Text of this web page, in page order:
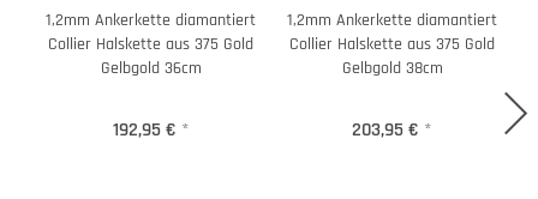
1,2mm Ankerkette diamantiert
Collier Halskette aus 375 Gold
Gelbgold 36cm
192,95 € *
1,2mm Ankerkette diamantiert
Collier Halskette aus 375 Gold
Gelbgold 38cm
203,95 € *